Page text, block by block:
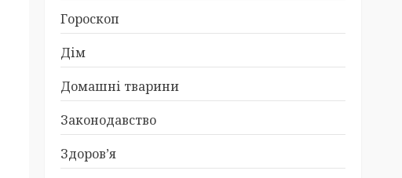
Гороскоп
Дім
Домашні тварини
Законодавство
Здоров’я